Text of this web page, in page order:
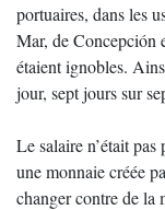
portuaires, dans les
Mar, de Concepción
étaient ignobles.
jour, sept jours sur
Le salaire n’était
une monnaie créée
changer contre de la